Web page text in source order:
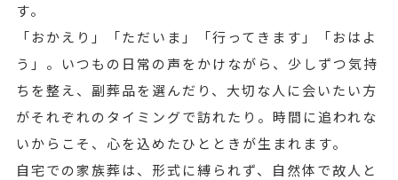
す。
「おかえり」「ただいま」「行ってきます」「おはよ
う」。いつもの日常の声をかけながら、少しずつ気持
ちを整え、副葬品を選んだり、大切な人に会いたい方
がそれぞれのタイミングで訪れたり。時間に追われな
いからこそ、心を込めたひとときが生まれます。
自宅での家族葬は、形式に縛られず、自然体で故人と